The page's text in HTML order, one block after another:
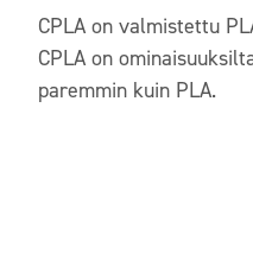
CPLA on valmistettu
CPLA on
paremmin kuin PLA.